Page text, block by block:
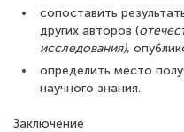
сопоставить
других авторов (
исследования),
определить место
научного знания.
Заключение